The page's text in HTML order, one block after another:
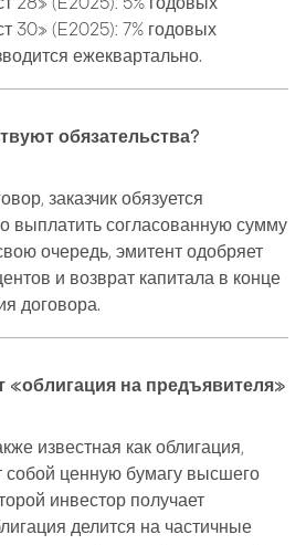
28» (E2025): 5% годовых
30» (E2025): 7% годовых
ежеквартально.
обязательства?
заказчик обязуется
выплатить согласованную сумму
очередь, эмитент одобряет
и возврат капитала в конце
договора.
«облигация на предъявителя»
известная как облигация,
собой ценную бумагу высшего
инвестор получает
делится на частичные